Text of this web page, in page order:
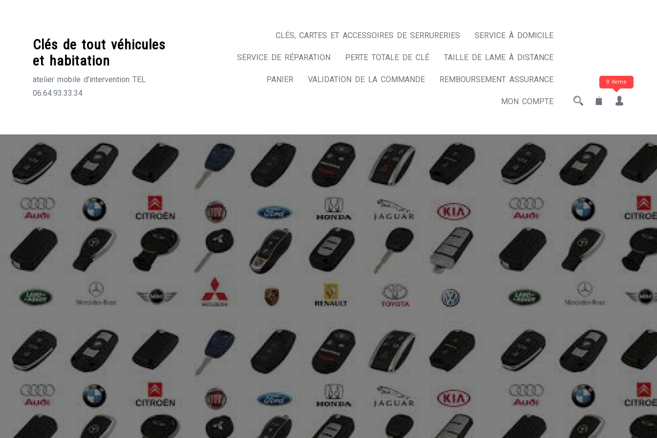
Clés de tout véhicules
et habitation
atelier mobile d'intervention TEL
06.64.93.33.34
CLÉS, CARTES ET ACCESSOIRES DE SERRURERIES SERVICE À DOMICILE
SERVICE DE RÉPARATION PERTE TOTALE DE CLÉ TAILLE DE LAME À DISTANCE
PANIER VALIDATION DE LA COMMANDE REMBOURSEMENT ASSURANCE
MON COMPTE
0 items